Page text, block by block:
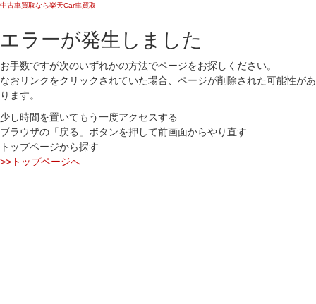
中古車買取なら楽天Car車買取
エラーが発生しました
お手数ですが次のいずれかの方法でページをお探しください。
なおリンクをクリックされていた場合、ページが削除された可能性があ
ります。
少し時間を置いてもう一度アクセスする
ブラウザの「戻る」ボタンを押して前画面からやり直す
トップページから探す
>>トップページへ